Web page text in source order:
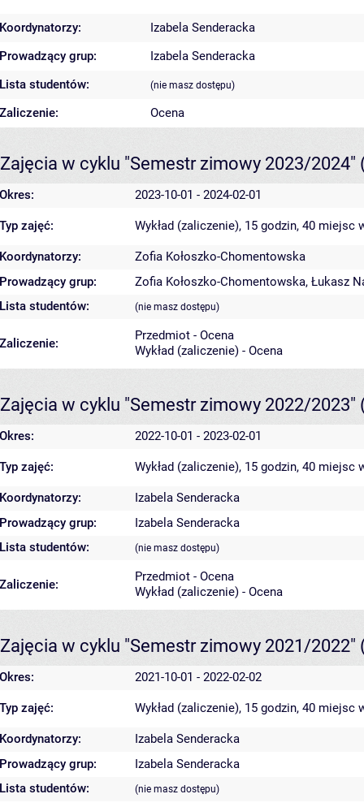
Koordynatorzy:
Izabela Senderacka
Prowadzący grup:
Izabela Senderacka
Lista studentów:
(nie masz dostępu)
Zaliczenie: Ocena
Zajęcia w cyklu "Semestr zimowy 2023/2024"
Okres: 2023-10-01 - 2024-02-01
Typ zajęć: Wykład (zaliczenie), 15 godzin, 40 miejsc
Koordynatorzy:
Zofia Kołoszko-Chomentowska
Prowadzący grup:
Zofia Kołoszko-Chomentowska, Łukasz
Lista studentów:
(nie masz dostępu)
Zaliczenie:
Przedmiot - Ocena
Wykład (zaliczenie) - Ocena
Zajęcia w cyklu "Semestr zimowy 2022/2023"
Okres: 2022-10-01 - 2023-02-01
Typ zajęć: Wykład (zaliczenie), 15 godzin, 40 miejsc
Koordynatorzy:
Izabela Senderacka
Prowadzący grup:
Izabela Senderacka
Lista studentów:
(nie masz dostępu)
Zaliczenie:
Przedmiot - Ocena
Wykład (zaliczenie) - Ocena
Zajęcia w cyklu "Semestr zimowy 2021/2022"
Okres: 2021-10-01 - 2022-02-02
Typ zajęć: Wykład (zaliczenie), 15 godzin, 40 miejsc
Koordynatorzy:
Izabela Senderacka
Prowadzący grup:
Izabela Senderacka
Lista studentów:
(nie masz dostępu)